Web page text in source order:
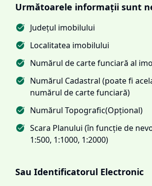
Următoarele informații sunt
Județul imobilului
Localitatea imobilului
Numărul de carte funciară al
Numărul Cadastral (poate fi
numărul de carte funciară)
Numărul Topografic(Opțional)
Scara Planului (în funcție de
1:500, 1:1000, 1:2000)
Sau Identificatorul Electronic